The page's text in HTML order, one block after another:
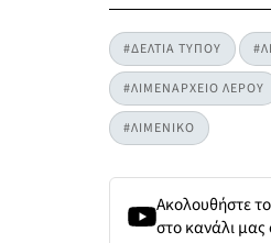
#ΔΕΛΤΙΑ ΤΥΠΟΥ
#ΛΙΜΕΝΑΡΧΕΙΟ ΛΕΡΟΥ
#ΛΙΜΕΝΙΚΟ
Ακολουθήστε το
στο κανάλι μας